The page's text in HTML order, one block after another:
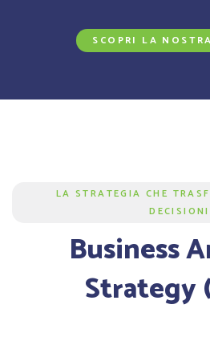
SCOPRI LA
LA STRATEGIA CHE
DECISIONI
Business
Strategy